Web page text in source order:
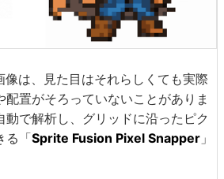
像は、見た目はそれらしくても実際
配置がそろっていないことがありま
で解析し、グリッドに沿ったピク
る「Sprite Fusion Pixel Snapper 」